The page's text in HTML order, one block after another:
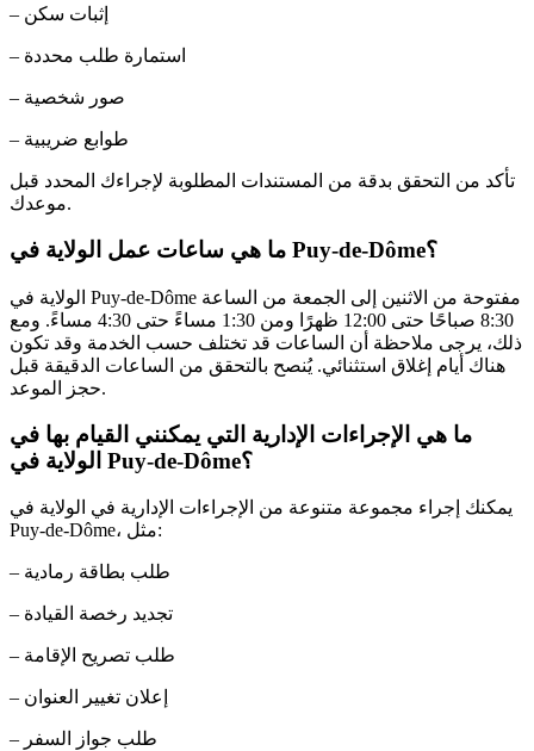
– إثبات سكن
– استمارة طلب محددة
– صور شخصية
– طوابع ضريبية
تأكد من التحقق بدقة من المستندات المطلوبة لإجراءك المحدد قبل
موعدك.
ما هي ساعات عمل الولاية في Puy-de-Dôme؟
الولاية في Puy-de-Dôme مفتوحة من الاثنين إلى الجمعة من الساعة
8:30 صباحًا حتى 12:00 ظهرًا ومن 1:30 مساءً حتى 4:30 مساءً. ومع
ذلك، يرجى ملاحظة أن الساعات قد تختلف حسب الخدمة وقد تكون
هناك أيام إغلاق استثنائي. يُنصح بالتحقق من الساعات الدقيقة قبل
حجز الموعد.
ما هي الإجراءات الإدارية التي يمكنني القيام بها في
الولاية في Puy-de-Dôme؟
يمكنك إجراء مجموعة متنوعة من الإجراءات الإدارية في الولاية في
Puy-de-Dôme، مثل:
– طلب بطاقة رمادية
– تجديد رخصة القيادة
– طلب تصريح الإقامة
– إعلان تغيير العنوان
– طلب جواز السفر